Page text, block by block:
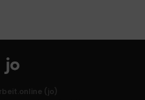
(jo)